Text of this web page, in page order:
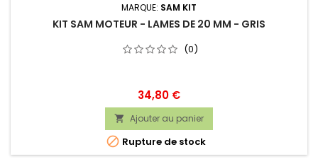
MARQUE: SAM KIT
KIT SAM MOTEUR - LAMES DE 20 MM - GRIS
(0)
Prix
34,80 €
 Ajouter au panier
 Rupture de stock